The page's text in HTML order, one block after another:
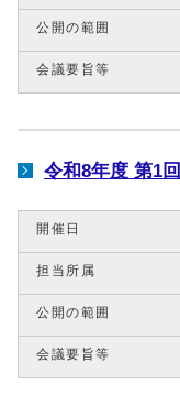
公開の範囲
会議要旨等
令和8年度 第1
開催日
担当所属
公開の範囲
会議要旨等